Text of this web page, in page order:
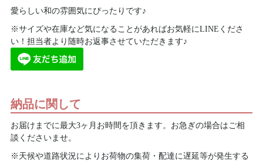
愛らしい和の雰囲気にぴったりです♪
※サイズや在庫など気になることがあればお気軽にLINEくださ
い！担当者より随時お返事させていただきます♪
納品に関して
お届けまでに最大3ヶ月お時間を頂きます。お急ぎの場合はご相
談くださいませ。
※天候や道路状況によりお荷物の集荷・配達に遅延等が発生する